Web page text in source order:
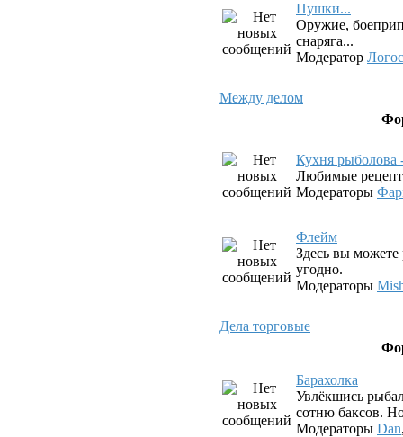
Пушки...
Оружие,
снаряга...
Модератор Логос
Между делом
Кухня рыболова
Любимые
Модераторы
Флeйм
Здесь вы можете
угодно.
Модераторы
Дела торговые
Барахолка
Увлёкшись
сотню баксов.
Модераторы Dan